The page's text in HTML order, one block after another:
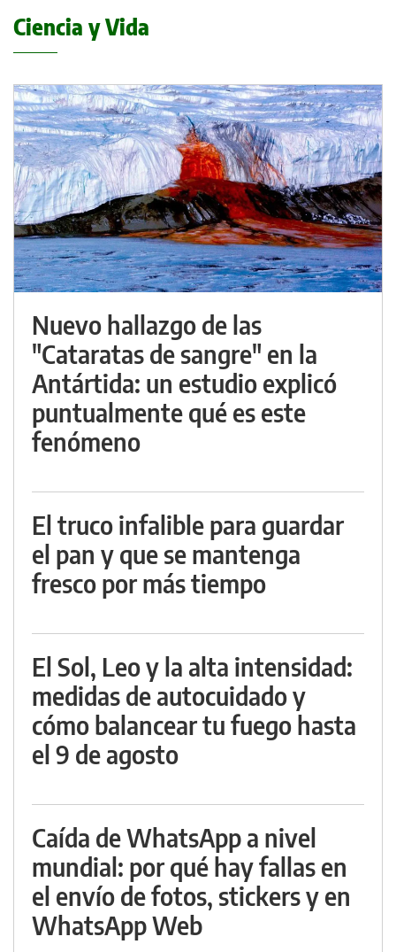
Ciencia y Vida
Nuevo hallazgo de las
"Cataratas de sangre" en la
Antártida: un estudio explicó
puntualmente qué es este
fenómeno
El truco infalible para guardar
el pan y que se mantenga
fresco por más tiempo
El Sol, Leo y la alta intensidad:
medidas de autocuidado y
cómo balancear tu fuego hasta
el 9 de agosto
Caída de WhatsApp a nivel
mundial: por qué hay fallas en
el envío de fotos, stickers y en
WhatsApp Web